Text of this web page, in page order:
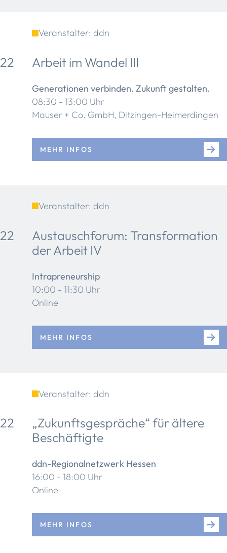
Veranstalter: ddn
22 Arbeit im Wandel III
Generationen verbinden. Zukunft gestalten.
08:30 - 13:00 Uhr
Mauser + Co. GmbH, Ditzingen-Heimerdingen
MEHR INFOS
Veranstalter: ddn
22
Austauschforum: Transformation
der Arbeit IV
Intrapreneurship
10:00 - 11:30 Uhr
Online
MEHR INFOS
Veranstalter: ddn
22
„Zukunftsgespräche“ für ältere
Beschäftigte
ddn-Regionalnetzwerk Hessen
16:00 - 18:00 Uhr
Online
MEHR INFOS